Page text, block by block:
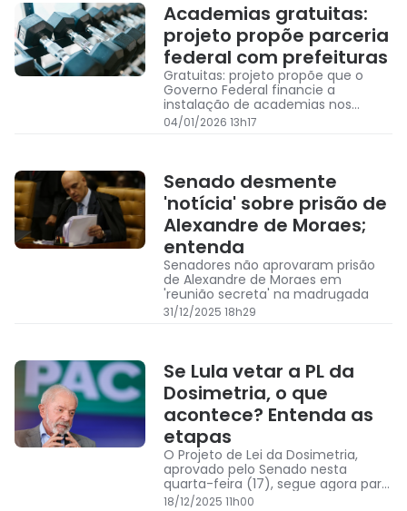
Academias gratuitas:
projeto propõe parceria
federal com prefeituras
Gratuitas: projeto propõe que o
Governo Federal financie a
instalação de academias nos
municípios para estimular a
atividade física e reduzir a
04/01/2026 13h17
Senado desmente
'notícia' sobre prisão de
Alexandre de Moraes;
entenda
Senadores não aprovaram prisão
de Alexandre de Moraes em
'reunião secreta' na madrugada
31/12/2025 18h29
Se Lula vetar a PL da
Dosimetria, o que
acontece? Entenda as
etapas
O Projeto de Lei da Dosimetria,
aprovado pelo Senado nesta
quarta-feira (17), segue agora para
a sanção do presidente Lula (PT)
18/12/2025 11h00